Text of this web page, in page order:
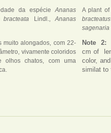
da espécieAnanas
bracteata Lindl.,Ananas
muito alongados, com 22-
vivamente coloridos
olhos chatos, com uma
A plant
sagenaria
Note 2:
cm of
color,
similat to